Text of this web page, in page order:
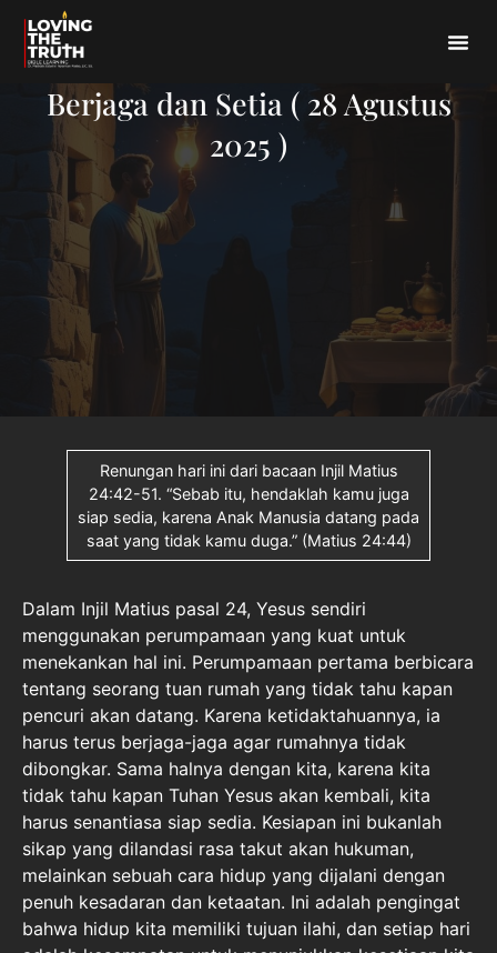
Berjaga dan Setia ( 28 Agustus
2025 )
Renungan hari ini dari bacaan Injil Matius
24:42-51. “Sebab itu, hendaklah kamu juga
siap sedia, karena Anak Manusia datang pada
saat yang tidak kamu duga.” (Matius 24:44)
Dalam Injil Matius pasal 24, Yesus sendiri
menggunakan perumpamaan yang kuat untuk
menekankan hal ini. Perumpamaan pertama berbicara
tentang seorang tuan rumah yang tidak tahu kapan
pencuri akan datang. Karena ketidaktahuannya, ia
harus terus berjaga-jaga agar rumahnya tidak
dibongkar. Sama halnya dengan kita, karena kita
tidak tahu kapan Tuhan Yesus akan kembali, kita
harus senantiasa siap sedia. Kesiapan ini bukanlah
sikap yang dilandasi rasa takut akan hukuman,
melainkan sebuah cara hidup yang dijalani dengan
penuh kesadaran dan ketaatan. Ini adalah pengingat
bahwa hidup kita memiliki tujuan ilahi, dan setiap hari